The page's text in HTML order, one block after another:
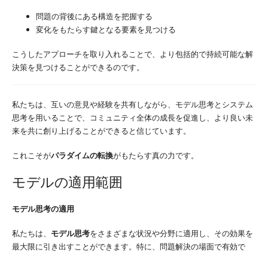
問題の背後にある構造を把握する
変化をもたらす鍵となる要素を見つける
こうしたアプローチを取り入れることで、より包括的で持続可能な解
決策を見つけることができるのです。
私たちは、互いの意見や経験を共有しながら、モデル思考とシステム
思考を用いることで、コミュニティ全体の成長を促進し、より良い未
来を共に創り上げることができると信じています。
これこそがパラダイムの転換がもたらす真の力です。
モデルの適用範囲
モデル思考の適用
私たちは、 モデル思考をさまざまな状況や分野に適用し、その効果を
最大限に引き出すことができます。特に、問題解決の場面で有効で